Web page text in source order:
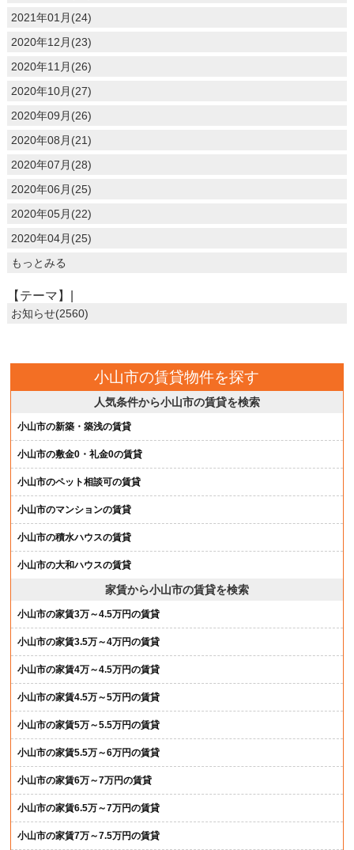
2021年01月(24)
2020年12月(23)
2020年11月(26)
2020年10月(27)
2020年09月(26)
2020年08月(21)
2020年07月(28)
2020年06月(25)
2020年05月(22)
2020年04月(25)
もっとみる
【テーマ】|
お知らせ(2560)
小山市の賃貸物件を探す
人気条件から小山市の賃貸を検索
小山市の新築・築浅の賃貸
小山市の敷金0・礼金0の賃貸
小山市のペット相談可の賃貸
小山市のマンションの賃貸
小山市の積水ハウスの賃貸
小山市の大和ハウスの賃貸
家賃から小山市の賃貸を検索
小山市の家賃3万～4.5万円の賃貸
小山市の家賃3.5万～4万円の賃貸
小山市の家賃4万～4.5万円の賃貸
小山市の家賃4.5万～5万円の賃貸
小山市の家賃5万～5.5万円の賃貸
小山市の家賃5.5万～6万円の賃貸
小山市の家賃6万～7万円の賃貸
小山市の家賃6.5万～7万円の賃貸
小山市の家賃7万～7.5万円の賃貸